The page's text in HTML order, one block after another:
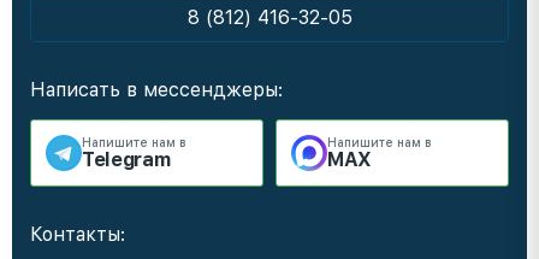
8 (812) 416-32-05
Написать в мессенджеры:
Напишите нам в
Telegram
Напишите нам в
MAX
Контакты: